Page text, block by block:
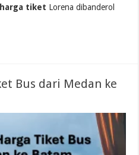
harga tiket Lorena dibanderol
Bus dari Medan ke